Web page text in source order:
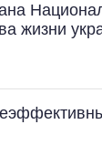
жизни